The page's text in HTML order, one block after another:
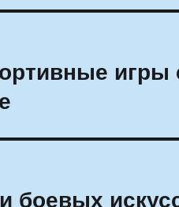
игры
боевых